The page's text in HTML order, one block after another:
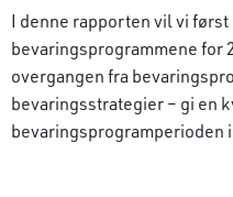
I denne rapporten vil vi
bevaringsprogrammene for
overgangen fra
bevaringsstrategier – gi en
bevaringsprogramperioden